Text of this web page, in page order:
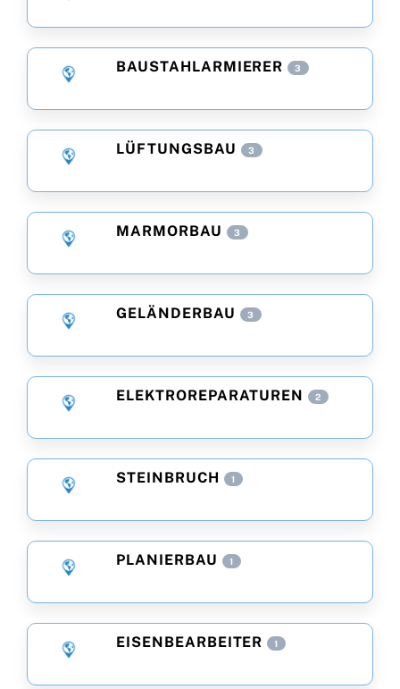
BAUSTAHLARMIERER 3
LÜFTUNGSBAU 3
MARMORBAU 3
GELÄNDERBAU 3
ELEKTROREPARATUREN 2
STEINBRUCH 1
PLANIERBAU 1
EISENBEARBEITER 1